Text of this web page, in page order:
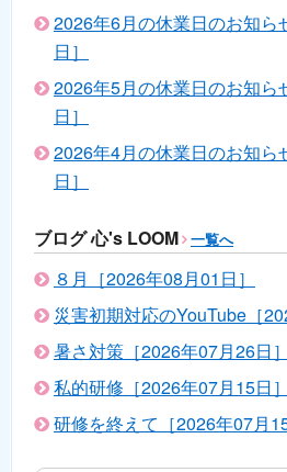
2026年6月の休業日のお知ら
日］
2026年5月の休業日のお知ら
日］
2026年4月の休業日のお知ら
日］
ブログ 心's LOOM 一覧へ
８月［2026年08月01日］
災害初期対応のYouTube［
暑さ対策［2026年07月26日］
私的研修［2026年07月15日］
研修を終えて［2026年07月15